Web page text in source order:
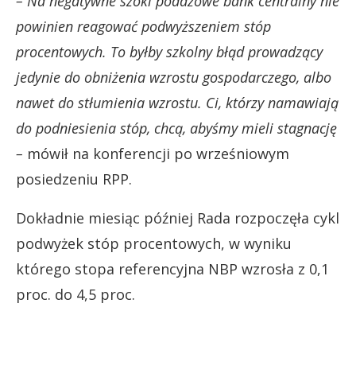
powinien reagować podwyższeniem stóp
procentowych. To byłby szkolny błąd prowadzący
jedynie do obniżenia wzrostu gospodarczego, albo
nawet do stłumienia wzrostu. Ci, którzy namawiają
do podniesienia stóp, chcą, abyśmy mieli stagnację
– mówił na konferencji po wrześniowym
posiedzeniu RPP.
Dokładnie miesiąc później Rada rozpoczęła cykl
podwyżek stóp procentowych, w wyniku
którego stopa referencyjna NBP wzrosła z 0,1
proc. do 4,5 proc.